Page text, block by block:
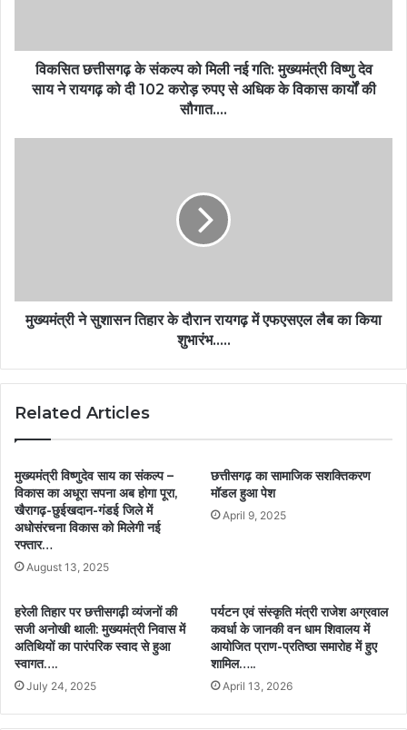
विकसित छत्तीसगढ़ के संकल्प को मिली नई गति: मुख्यमंत्री विष्णु देव
साय ने रायगढ़ को दी 102 करोड़ रुपए से अधिक के विकास कार्यों की
सौगात….
मुख्यमंत्री ने सुशासन तिहार के दौरान रायगढ़ में एफएसएल लैब का किया
शुभारंभ…..
Related Articles
मुख्यमंत्री विष्णुदेव साय का संकल्प –
विकास का अधूरा सपना अब होगा पूरा,
खैरागढ़-छुईखदान-गंडई जिले में
अधोसंरचना विकास को मिलेगी नई
रफ्तार…
August 13, 2025
छत्तीसगढ़ का सामाजिक सशक्तिकरण
मॉडल हुआ पेश
April 9, 2025
हरेली तिहार पर छत्तीसगढ़ी व्यंजनों की
सजी अनोखी थाली: मुख्यमंत्री निवास में
अतिथियों का पारंपरिक स्वाद से हुआ
स्वागत….
July 24, 2025
पर्यटन एवं संस्कृति मंत्री राजेश अग्रवाल
कवर्धा के जानकी वन धाम शिवालय में
आयोजित प्राण-प्रतिष्ठा समारोह में हुए
शामिल…..
April 13, 2026